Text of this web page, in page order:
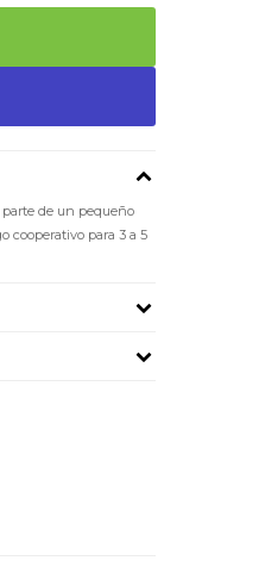
parte de un pequeño
cooperativo para 3 a 5